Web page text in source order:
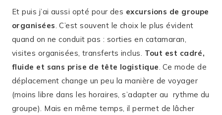
Et puis j’ai aussi opté pour des excursions de groupe
organisées. C’est souvent le choix le plus évident
quand on ne conduit pas : sorties en catamaran,
visites organisées, transferts inclus. Tout est cadré,
fluide et sans prise de tête logistique. Ce mode de
déplacement change un peu la manière de voyager
(moins libre dans les horaires, s’adapter au rythme du
groupe). Mais en même temps, il permet de lâcher